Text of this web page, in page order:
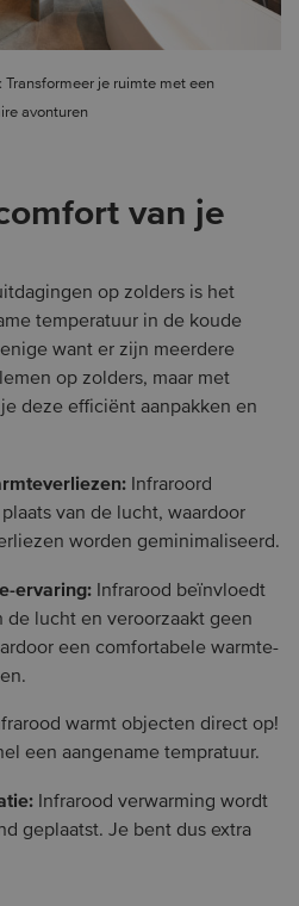
Transformeer je ruimte met een
avonturen
van je
op zolders is het
temperatuur in de koude
want er zijn meerdere
op zolders, maar met
deze efficiënt aanpakken en
Infraroord
van de lucht, waardoor
worden geminimaliseerd.
ervaring: Infrarood beïnvloedt
lucht en veroorzaakt geen
een comfortabele warmte-
warmt objecten direct op!
een aangename tempratuur.
Infrarood verwarming wordt
geplaatst. Je bent dus extra